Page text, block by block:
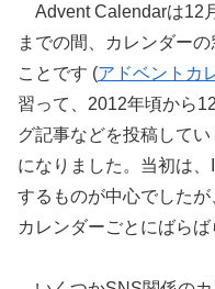
Advent Calendarは12
までの間、カレンダー
ことです (アドベントカ
習って、2012年頃から
グ記事などを投稿して
になりました。当初は
するものが中心でした
カレンダーごとにばらば